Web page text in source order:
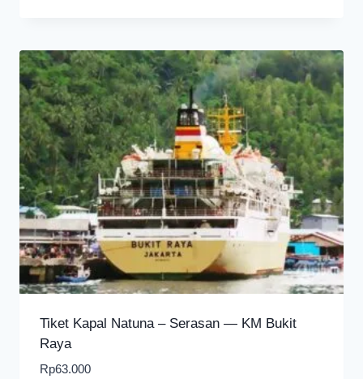
Tiket Kapal Natuna – Serasan — KM Bukit
Raya
Rp63.000